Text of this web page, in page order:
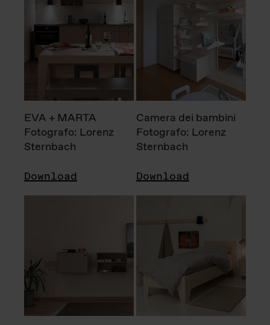
EVA + MARTA
Fotografo: Lorenz
Sternbach
Download
Camera dei bambini
Fotografo: Lorenz
Sternbach
Download